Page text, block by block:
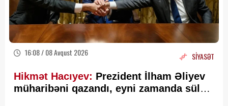
16:08 / 08 Avqust 2026 SİYASƏT
Hikmət Hacıyev: Prezident İlham Əliyev
müharibəni qazandı, eyni zamanda sülhü